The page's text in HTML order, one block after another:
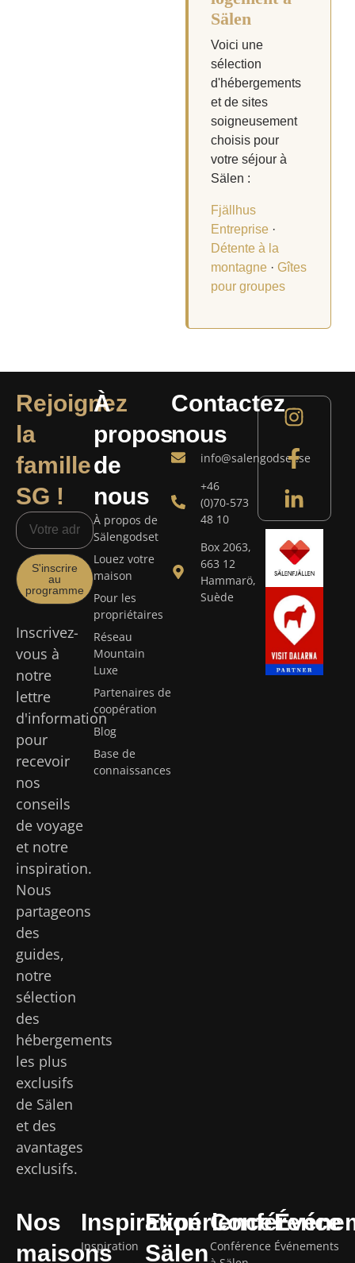
Sälen
Voici une
sélection
d'hébergements
et de sites
soigneusement
choisis pour
votre séjour à
Sälen :
Fjällhus
Entreprise ·
Détente à la
montagne · Gîtes
pour groupes
Rejoignez
la
famille
SG !
S'inscrire
au
programme
Inscrivez-
vous à
notre
lettre
d'information
pour
recevoir
nos
conseils
de voyage
et notre
inspiration.
Nous
partageons
des
guides,
notre
sélection
des
hébergements
les plus
exclusifs
de Sälen
et des
avantages
exclusifs.
À
propos
de
nous
À propos de
Sälengodset
Louez votre
maison
Pour les
propriétaires
Réseau
Mountain
Luxe
Partenaires de
coopération
Blog
Base de
connaissances
Contactez
nous
info@salengodset.se
+46
(0)70-573
48 10
Box 2063,
663 12
Hammarö,
Suède
Nos
maisons
Inspiration
Inspiration
Expérience
Sälen
Conférence
Conférence Événements